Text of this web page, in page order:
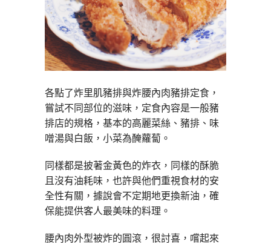
各點了炸里肌豬排與炸腰內肉豬排定食，
嘗試不同部位的滋味，定食內容是一般豬
排店的規格，基本的高麗菜絲、豬排、味
噌湯與白飯，小菜為醃蘿蔔。
同樣都是披著金黃色的炸衣，同樣的酥脆
且沒有油耗味，也許與他們重視食材的安
全性有關，據說會不定期地更換新油，確
保能提供客人最美味的料理。
腰內肉外型被炸的圓滾，很討喜，嚐起來